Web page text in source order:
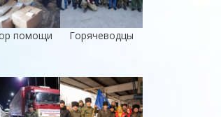
помощи Горячеводцы